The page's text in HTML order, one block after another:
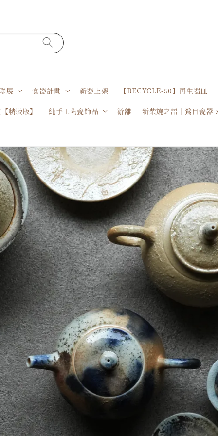
展 食器計畫 新器上架 【RECYCLE-50】再生器皿
精裝版】 純手工陶瓷飾品 游離 — 新柴燒之語｜鶯目瓷器